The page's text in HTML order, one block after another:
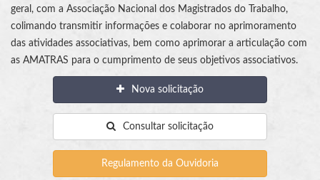
geral, com a Associação Nacional dos Magistrados do Trabalho,
colimando transmitir informações e colaborar no aprimoramento
das atividades associativas, bem como aprimorar a articulação com
as AMATRAS para o cumprimento de seus objetivos associativos.
Nova solicitação
Consultar solicitação
Regulamento da Ouvidoria